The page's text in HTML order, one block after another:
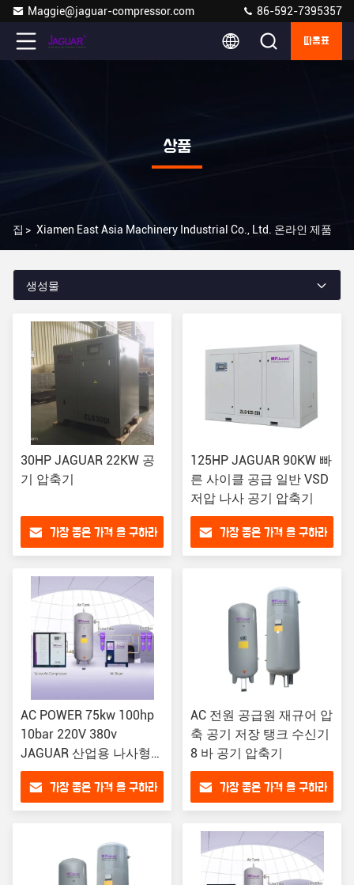
Maggie@jaguar-compressor.com 86-592-7395357
따옴표
상품
집 > Xiamen East Asia Machinery Industrial Co., Ltd. 온라인 제품
생성물
30HP JAGUAR 22KW 공
기 압축기
가장 좋은 가격 을 구하라
125HP JAGUAR 90KW 빠
른 사이클 공급 일반 VSD
저압 나사 공기 압축기
가장 좋은 가격 을 구하라
AC POWER 75kw 100hp
10bar 220V 380v
JAGUAR 산업용 나사형
공기 압축기
가장 좋은 가격 을 구하라
AC 전원 공급원 재규어 압
축 공기 저장 탱크 수신기
8 바 공기 압축기
가장 좋은 가격 을 구하라